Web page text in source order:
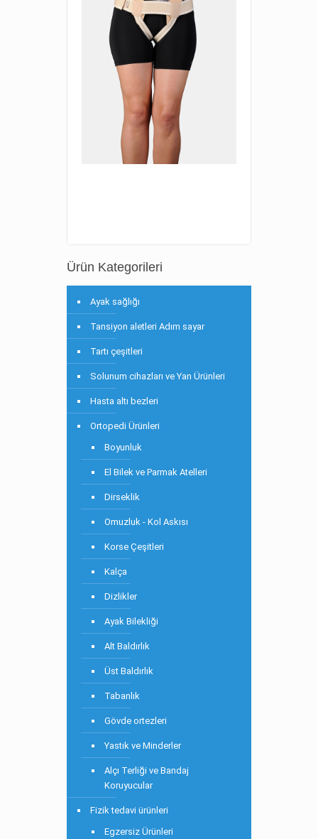
Ürün Kategorileri
Ayak sağlığı
Tansiyon aletleri Adım sayar
Tartı çeşitleri
Solunum cihazları ve Yan Ürünleri
Hasta altı bezleri
Ortopedi Ürünleri
Boyunluk
El Bilek ve Parmak Atelleri
Dirseklik
Omuzluk - Kol Askısı
Korse Çeşitleri
Kalça
Dizlikler
Ayak Bilekliği
Alt Baldırlık
Üst Baldırlık
Tabanlık
Gövde ortezleri
Yastık ve Minderler
Alçı Terliği ve Bandaj
Koruyucular
Fizik tedavi ürünleri
Egzersiz Ürünleri